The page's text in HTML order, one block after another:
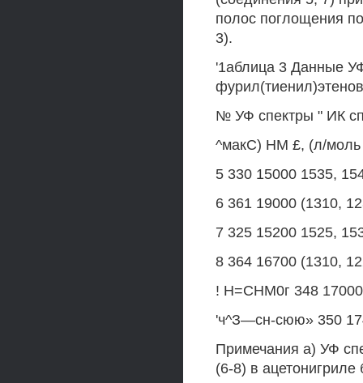
полос поглощения
3).
'1аблица 3 Данные
№ УФ спектры " ИК
^макС) НМ £, (л/
5 330 15000 1535,
6 361 19000 (1310,
7 325 15200 1525,
8 364 16700 (1310,
! Н=СНМ0г 348
'ч^З—сн-сюю» 350
Примечания а) УФ
(6-8) в